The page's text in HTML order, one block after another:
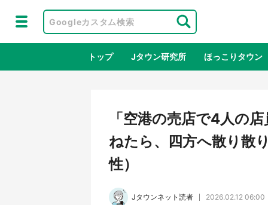
トップ Jタウン研究所 ほっこりタウン
地域×二次
「空港の売店で4人の
ねたら、四方へ散り散
性）
Jタウンネット読者 2026.02.12 06:00